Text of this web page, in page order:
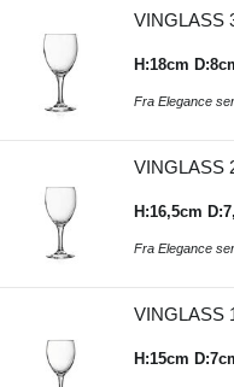
VINGLASS
H:18cm
Fra Elegance
VINGLASS
H:16,5cm
Fra Elegance
VINGLASS
H:15cm